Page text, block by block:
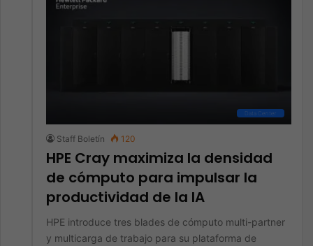
Data Center
Staff Boletín 120
HPE Cray maximiza la densidad
de cómputo para impulsar la
productividad de la IA
HPE introduce tres blades de cómputo multi-partner
y multicarga de trabajo para su plataforma de